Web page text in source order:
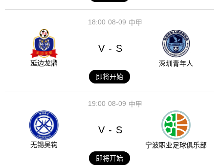
08-09
18:00 中甲
延边龙鼎
V - S
深圳青年人
即将开始
08-09
19:00 中甲
无锡吴钩
V - S
宁波职业足球俱乐部
即将开始